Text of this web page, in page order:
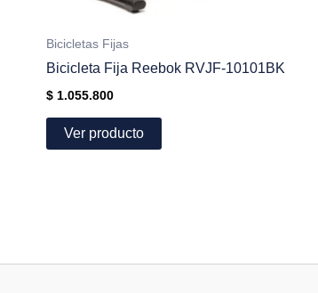
Bicicletas Fijas
Bicicleta Fija Reebok RVJF-10101BK
$ 1.055.800
Ver producto